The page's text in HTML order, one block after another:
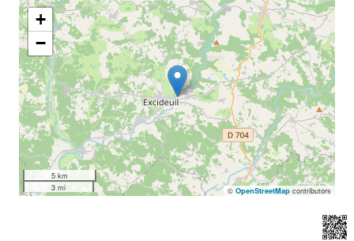
+
−
5 km
3 mi
© OpenStreetMapcontributors